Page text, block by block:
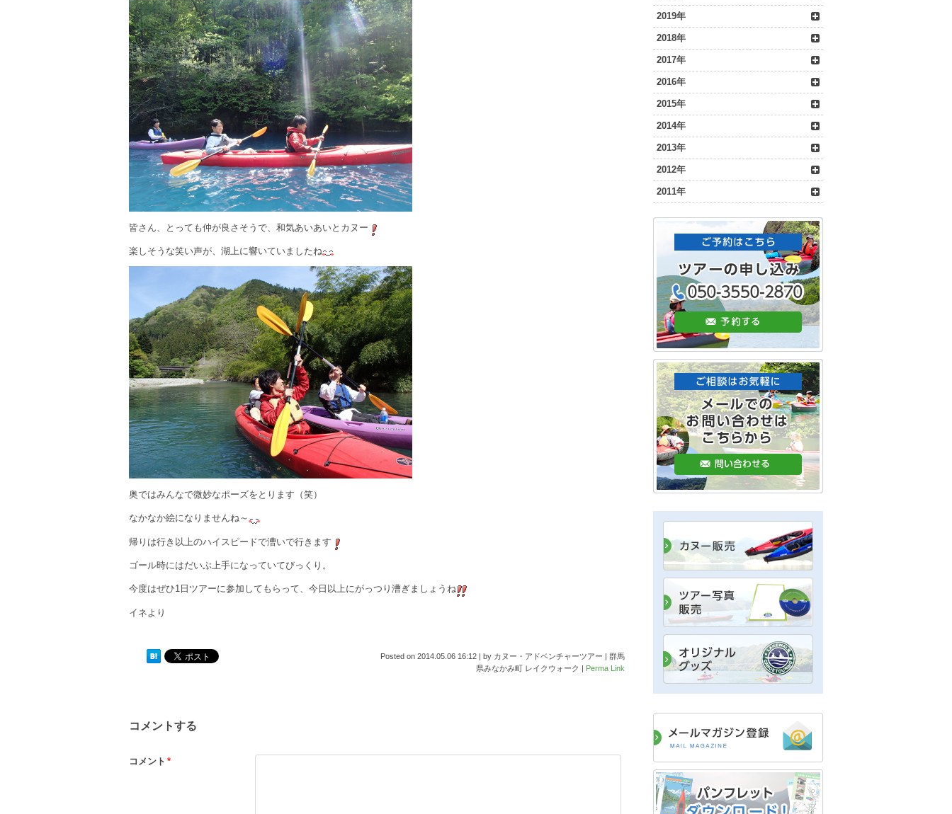
皆さん、とっても仲が良さそうで、和気あいあいとカヌー
楽しそうな笑い声が、湖上に響いていましたね
奥ではみんなで微妙なポーズをとります（笑）
なかなか絵になりませんね～
帰りは行き以上のハイスピードで漕いで行きます
ゴール時にはだいぶ上手になっていてびっくり。
今度はぜひ1日ツアーに参加してもらって、今日以上にがっつり漕ぎましょうね
イネより
Posted on 2014.05.06 16:12 | by カヌー・アドベンチャーツアー | 群馬
県みなかみ町 レイクウォーク | Perma Link
コメントする
コメント *
2019年
2018年
2017年
2016年
2015年
2014年
2013年
2012年
2011年